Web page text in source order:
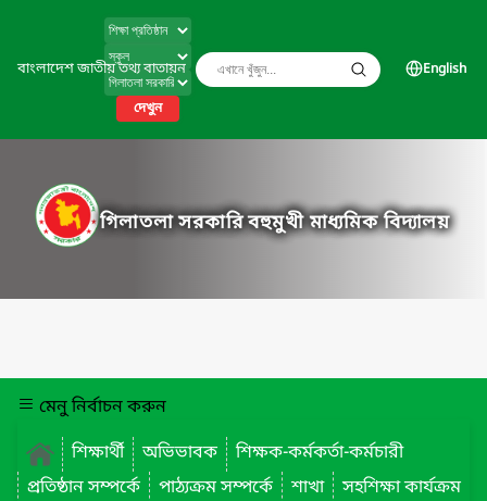
বাংলাদেশ জাতীয় তথ্য বাতায়ন
দেখুন
English
গিলাতলা সরকারি বহুমুখী মাধ্যমিক বিদ্যালয়
মেনু নির্বাচন করুন
শিক্ষার্থী
অভিভাবক
শিক্ষক-কর্মকর্তা-কর্মচারী
প্রতিষ্ঠান সম্পর্কে
পাঠ্যক্রম সম্পর্কে শাখা
সহশিক্ষা কার্যক্রম